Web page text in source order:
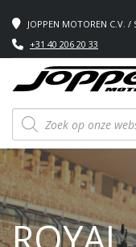
JOPPEN MOTOREN C.V. /
+31 40 206 20 33
Producten
zoeken